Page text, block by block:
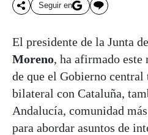
Seguir en
El presidente de la Junta
Moreno, ha afirmado este
de que el Gobierno central
bilateral con Cataluña,
Andalucía, comunidad
para abordar asuntos de